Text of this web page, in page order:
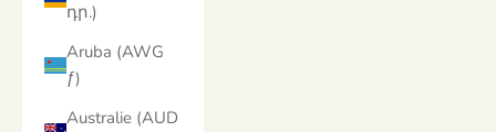
դր.)
Aruba (AWG
ƒ)
Australie (AUD